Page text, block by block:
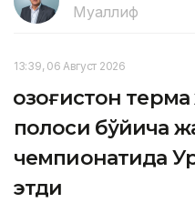
Муаллиф
13:39, 06 Август 2026
Қозоғистон
полоси бўйича
чемпионатида
этди